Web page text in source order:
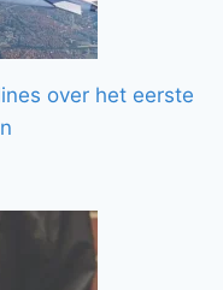
over het eerste